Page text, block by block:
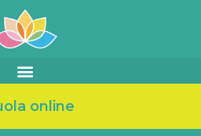
online